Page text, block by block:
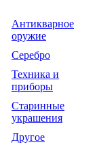
Антикварное
оружие
Серебро
Техника и
приборы
Старинные
украшения
Другое